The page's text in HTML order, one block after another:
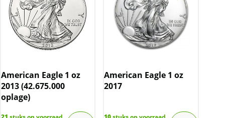
American Eagle 1 oz
2013 (42.675.000
oplage)
American Eagle 1 oz
2017